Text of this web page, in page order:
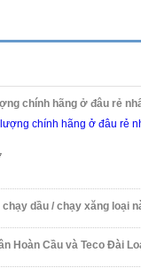
chính hãng ở đâu rẻ
dầu / chạy xăng loại
Hoàn Cầu và Teco Đài